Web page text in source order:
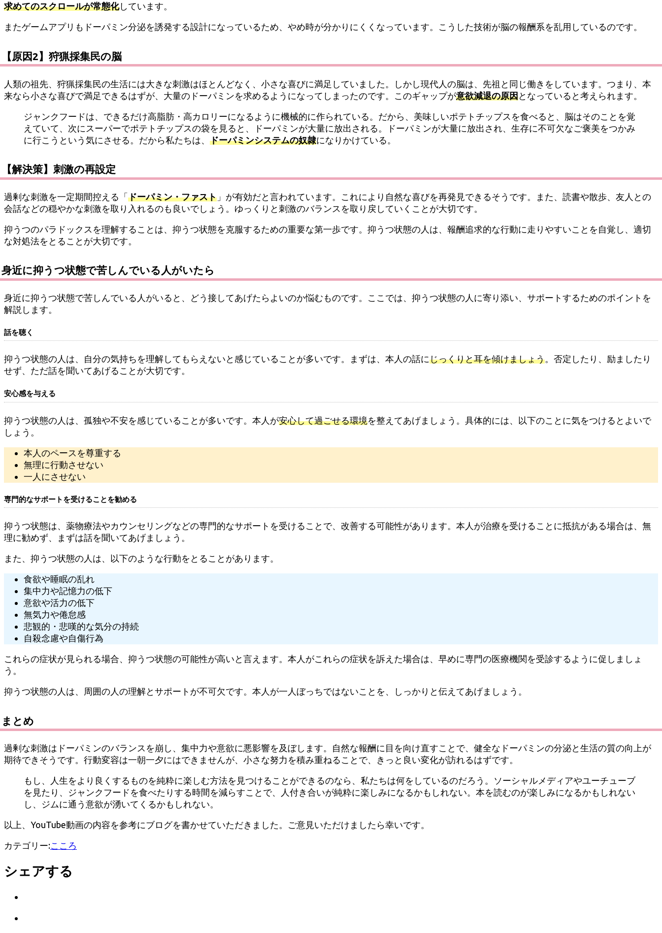
求めてのスクロールが常態化しています。
またゲームアプリもドーパミン分泌を誘発する設計になっているため、やめ時が分かりにくくなっています。こうした技術が脳の報酬系を乱用しているのです。
【原因2】狩猟採集民の脳
人類の祖先、狩猟採集民の生活には大きな刺激はほとんどなく、小さな喜びに満足していました。しかし現代人の脳は、先祖と同じ働きをしています。つまり、本
来なら小さな喜びで満足できるはずが、大量のドーパミンを求めるようになってしまったのです。このギャップが意欲減退の原因となっていると考えられます。
ジャンクフードは、できるだけ高脂肪・高カロリーになるように機械的に作られている。だから、美味しいポテトチップスを食べると、脳はそのことを覚
えていて、次にスーパーでポテトチップスの袋を見ると、ドーパミンが大量に放出される。ドーパミンが大量に放出され、生存に不可欠なご褒美をつかみ
に行こうという気にさせる。だから私たちは、 ドーパミンシステムの奴隷になりかけている。
【解決策】刺激の再設定
過剰な刺激を一定期間控える「ドーパミン・ファスト 」が有効だと言われています。これにより自然な喜びを再発見できるそうです。また、読書や散歩、友人との
会話などの穏やかな刺激を取り入れるのも良いでしょう。ゆっくりと刺激のバランスを取り戻していくことが大切です。
抑うつのパラドックスを理解することは、抑うつ状態を克服するための重要な第一歩です。抑うつ状態の人は、報酬追求的な行動に走りやすいことを自覚し、適切
な対処法をとることが大切です。
身近に抑うつ状態で苦しんでいる人がいたら
身近に抑うつ状態で苦しんでいる人がいると、どう接してあげたらよいのか悩むものです。ここでは、抑うつ状態の人に寄り添い、サポートするためのポイントを
解説します。
話を聴く
抑うつ状態の人は、自分の気持ちを理解してもらえないと感じていることが多いです。まずは、本人の話にじっくりと耳を傾けましょう。否定したり、励ましたり
せず、ただ話を聞いてあげることが大切です。
安心感を与える
抑うつ状態の人は、孤独や不安を感じていることが多いです。本人が安心して過ごせる環境を整えてあげましょう。具体的には、以下のことに気をつけるとよいで
しょう。
本人のペースを尊重する
無理に行動させない
一人にさせない
専門的なサポートを受けることを勧める
抑うつ状態は、薬物療法やカウンセリングなどの専門的なサポートを受けることで、改善する可能性があります。本人が治療を受けることに抵抗がある場合は、無
理に勧めず、まずは話を聞いてあげましょう。
また、抑うつ状態の人は、以下のような行動をとることがあります。
食欲や睡眠の乱れ
集中力や記憶力の低下
意欲や活力の低下
無気力や倦怠感
悲観的・悲嘆的な気分の持続
自殺念慮や自傷行為
これらの症状が見られる場合、抑うつ状態の可能性が高いと言えます。本人がこれらの症状を訴えた場合は、早めに専門の医療機関を受診するように促しましょ
う。
抑うつ状態の人は、周囲の人の理解とサポートが不可欠です。本人が一人ぼっちではないことを、しっかりと伝えてあげましょう。
まとめ
過剰な刺激はドーパミンのバランスを崩し、集中力や意欲に悪影響を及ぼします。自然な報酬に目を向け直すことで、健全なドーパミンの分泌と生活の質の向上が
期待できそうです。行動変容は一朝一夕にはできませんが、小さな努力を積み重ねることで、きっと良い変化が訪れるはずです。
もし、人生をより良くするものを純粋に楽しむ方法を見つけることができるのなら、私たちは何をしているのだろう。ソーシャルメディアやユーチューブ
を見たり、ジャンクフードを食べたりする時間を減らすことで、人付き合いが純粋に楽しみになるかもしれない。本を読むのが楽しみになるかもしれない
し、ジムに通う意欲が湧いてくるかもしれない。
以上、YouTube動画の内容を参考にブログを書かせていただきました。ご意見いただけましたら幸いです。
カテゴリー:こころ
シェアする